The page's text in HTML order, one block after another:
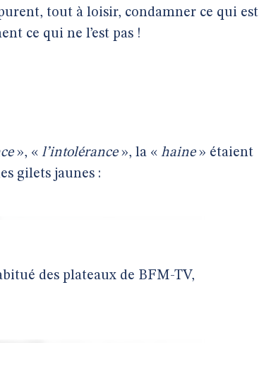
tout à loisir, condamner ce qui est
ce qui ne l’est pas !
», « l’intolérance», la « haine» étaient
gilets jaunes :
des plateaux de BFM-TV,